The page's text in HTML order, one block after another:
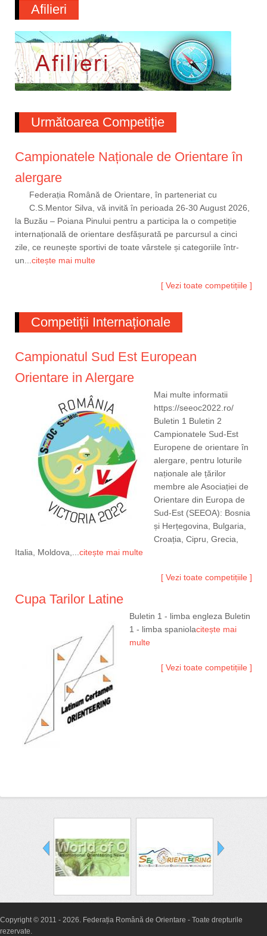
Afilieri
Următoarea Competiție
Campionatele Naționale de Orientare în
alergare
Federația Română de Orientare, în parteneriat cu
C.S.Mentor Silva, vă invită în perioada 26-30 August 2026,
la Buzău – Poiana Pinului pentru a participa la o competiție
internațională de orientare desfășurată pe parcursul a cinci
zile, ce reunește sportivi de toate vârstele și categoriile într-
un...citește mai multe
[ Vezi toate competițiile ]
Competiții Internaționale
Campionatul Sud Est European
Orientare in Alergare
Mai multe informatii
https://seeoc2022.ro/
Buletin 1 Buletin 2
Campionatele Sud-Est
Europene de orientare în
alergare, pentru loturile
naționale ale țărilor
membre ale Asociației de
Orientare din Europa de
Sud-Est (SEEOA): Bosnia
și Herțegovina, Bulgaria,
Croația, Cipru, Grecia,
Italia, Moldova,... citește mai multe
[ Vezi toate competițiile ]
Cupa Tarilor Latine
Buletin 1 - limba engleza Buletin
1 - limba spaniolacitește mai
multe
[ Vezi toate competițiile ]
Copyright © 2011 - 2026. Federația Română de Orientare - Toate drepturile
rezervate.